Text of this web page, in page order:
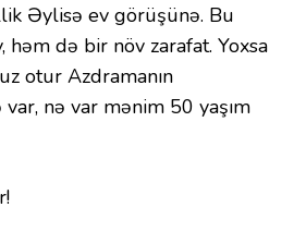
Əylisə ev görüşünə. Bu
də bir növ zarafat. Yoxsa
otur Azdramanın
nə var mənim 50 yaşım